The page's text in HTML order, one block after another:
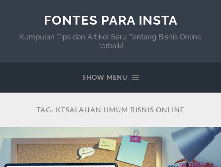
FONTES PARA INSTA
Kumpulan Tips dan Artikel Seru Tentang Bisnis Online
Terbaik!
SHOW MENU
TAG: KESALAHAN UMUM BISNIS ONLINE